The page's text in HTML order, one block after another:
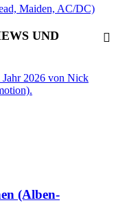
UND
(Alben-